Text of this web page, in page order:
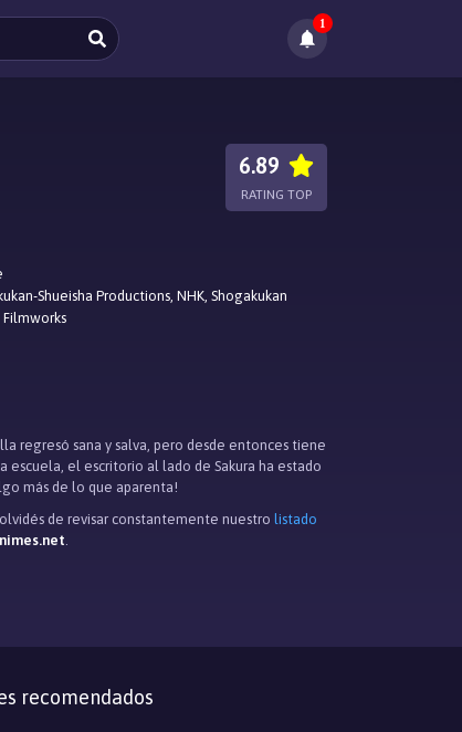
1
6.89
RATING TOP
Shueisha Productions, NHK, Shogakukan
Filmworks
regresó sana y salva, pero desde entonces tiene
escuela, el escritorio al lado de Sakura ha estado
más de lo que aparenta!
de revisar constantemente nuestro listado
.
recomendados